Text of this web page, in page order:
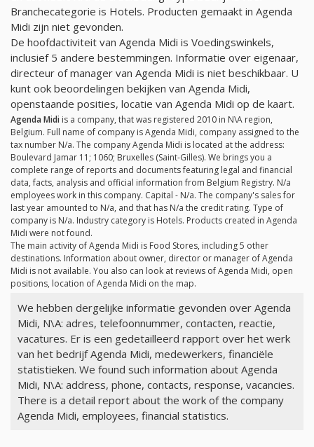
Branchecategorie is Hotels. Producten gemaakt in Agenda
Midi zijn niet gevonden.
De hoofdactiviteit van Agenda Midi is Voedingswinkels,
inclusief 5 andere bestemmingen. Informatie over eigenaar,
directeur of manager van Agenda Midi is niet beschikbaar. U
kunt ook beoordelingen bekijken van Agenda Midi,
openstaande posities, locatie van Agenda Midi op de kaart.
Agenda Midi is a company, that was registered 2010 in N\A region,
Belgium. Full name of company is Agenda Midi, company assigned to the
tax number N/a. The company Agenda Midi is located at the address:
Boulevard Jamar 11; 1060; Bruxelles (Saint-Gilles). We brings you a
complete range of reports and documents featuring legal and financial
data, facts, analysis and official information from Belgium Registry. N/a
employees work in this company. Capital - N/a. The company's sales for
last year amounted to N/a, and that has N/a the credit rating. Type of
company is N/a. Industry category is Hotels. Products created in Agenda
Midi were not found.
The main activity of Agenda Midi is Food Stores, including 5 other
destinations. Information about owner, director or manager of Agenda
Midi is not available. You also can look at reviews of Agenda Midi, open
positions, location of Agenda Midi on the map.
We hebben dergelijke informatie gevonden over Agenda
Midi, N\A: adres, telefoonnummer, contacten, reactie,
vacatures. Er is een gedetailleerd rapport over het werk
van het bedrijf Agenda Midi, medewerkers, financiële
statistieken. We found such information about Agenda
Midi, N\A: address, phone, contacts, response, vacancies.
There is a detail report about the work of the company
Agenda Midi, employees, financial statistics.